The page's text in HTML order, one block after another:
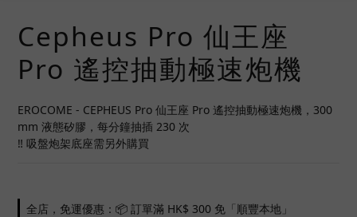
Cepheus Pro 仙王座
Pro 遙控抽動極速炮機
EROCOME - CEPHEUS Pro 仙王座 Pro 遙控抽動極速炮機，300
mm 液態矽膠，每分鐘抽插 230 次
‼ 吸盤炮架底座需另外購買
全店，免運優惠：📦 訂單滿 HK$ 300 免「順豐本地」